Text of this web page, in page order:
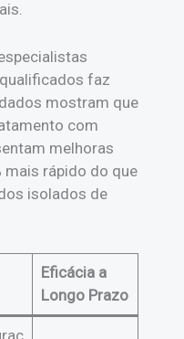
faz
mostram que
com
melhoras
rápido do que
isolados de
Eficácia a
Longo Prazo